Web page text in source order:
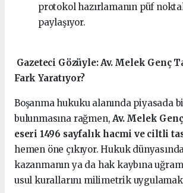
protokol hazırlamanın püf
paylaşıyor.
Gazeteci Gözüyle: Av. Melek Genç
Fark Yaratıyor?
Boşanma hukuku alanında piyasada
bulunmasına rağmen, Av. Melek
eseri 1496 sayfalık hacmi ve ciltli
hemen öne çıkıyor. Hukuk
kazanmanın ya da hak kaybına
usul kurallarını milimetrik